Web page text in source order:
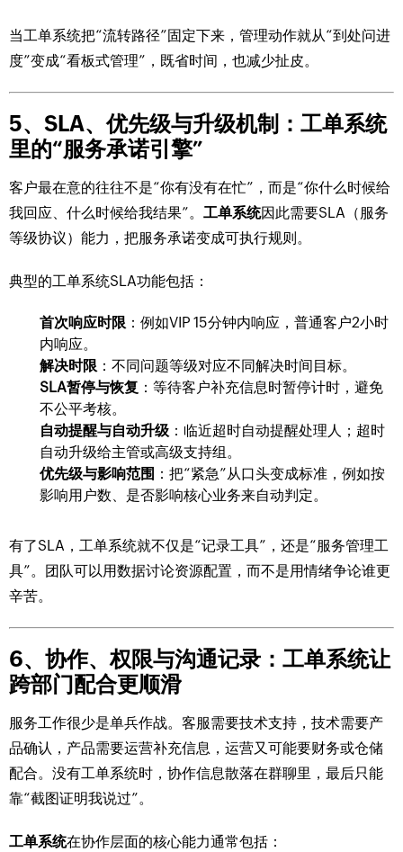
当工单系统把“流转路径”固定下来，管理动作就从“到处问进
度”变成“看板式管理”，既省时间，也减少扯皮。
5、SLA、优先级与升级机制：工单系统
里的“服务承诺引擎”
客户最在意的往往不是“你有没有在忙”，而是“你什么时候给
我回应、什么时候给我结果”。 工单系统因此需要SLA（服务
等级协议）能力，把服务承诺变成可执行规则。
典型的工单系统SLA功能包括：
首次响应时限 ：例如VIP 15分钟内响应，普通客户2小时
内响应。
解决时限 ：不同问题等级对应不同解决时间目标。
SLA暂停与恢复 ：等待客户补充信息时暂停计时，避免
不公平考核。
自动提醒与自动升级 ：临近超时自动提醒处理人；超时
自动升级给主管或高级支持组。
优先级与影响范围 ：把“紧急”从口头变成标准，例如按
影响用户数、是否影响核心业务来自动判定。
有了SLA，工单系统就不仅是“记录工具”，还是“服务管理工
具”。团队可以用数据讨论资源配置，而不是用情绪争论谁更
辛苦。
6、协作、权限与沟通记录：工单系统让
跨部门配合更顺滑
服务工作很少是单兵作战。客服需要技术支持，技术需要产
品确认，产品需要运营补充信息，运营又可能要财务或仓储
配合。没有工单系统时，协作信息散落在群聊里，最后只能
靠“截图证明我说过”。
工单系统在协作层面的核心能力通常包括：